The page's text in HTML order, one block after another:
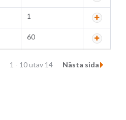
1
60
1 - 10 utav 14 Nästa sida